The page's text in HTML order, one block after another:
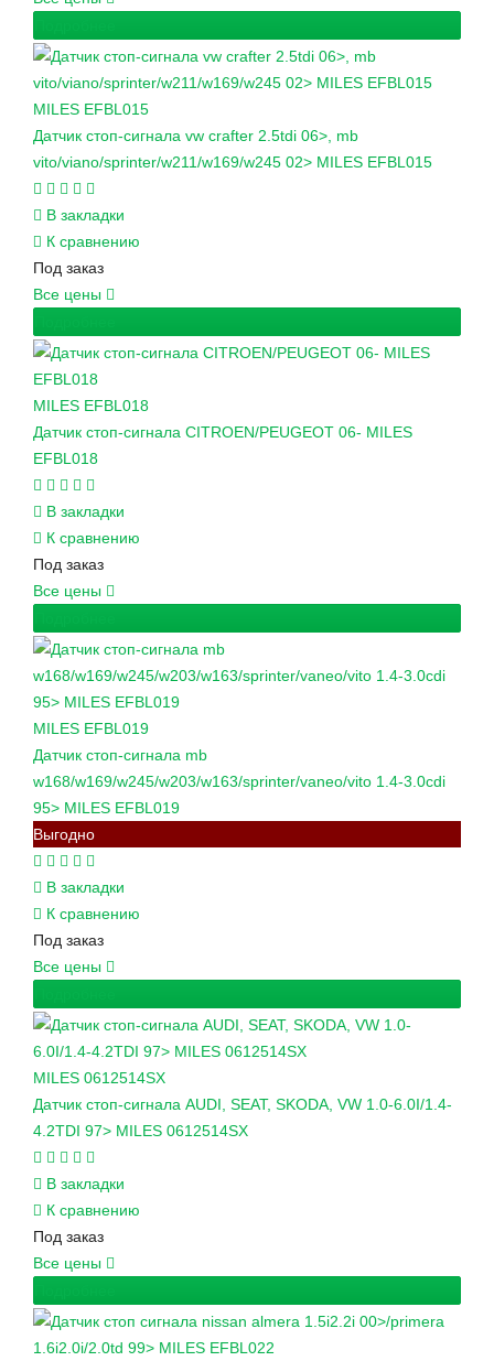
MILES EFBL015
Датчик стоп-сигнала vw crafter 2.5tdi 06>, mb
vito/viano/sprinter/w211/w169/w245 02> MILES EFBL015
В закладки
К сравнению
Под заказ
Все цены
MILES EFBL018
Датчик стоп-сигнала CITROEN/PEUGEOT 06- MILES
EFBL018
В закладки
К сравнению
Под заказ
Все цены
MILES EFBL019
Датчик стоп-сигнала mb
w168/w169/w245/w203/w163/sprinter/vaneo/vito 1.4-3.0cdi
95> MILES EFBL019
Выгодно
В закладки
К сравнению
Под заказ
Все цены
MILES 0612514SX
Датчик стоп-сигнала AUDI, SEAT, SKODA, VW 1.0-6.0I/1.4-
4.2TDI 97> MILES 0612514SX
В закладки
К сравнению
Под заказ
Все цены